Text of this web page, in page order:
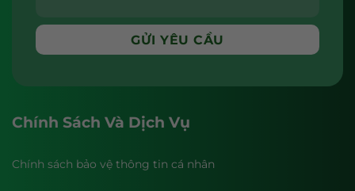
Chính Sách Và Dịch Vụ
Chính sách bảo vệ thông tin cá nhân